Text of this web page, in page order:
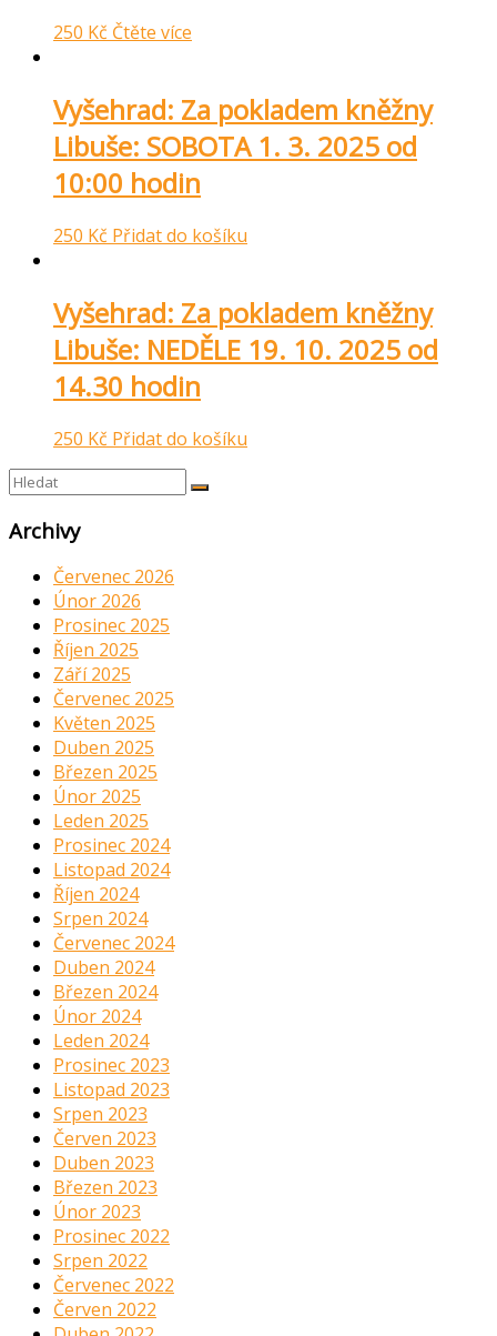
250 Kč Čtěte více
Vyšehrad: Za pokladem kněžny
Libuše: SOBOTA 1. 3. 2025 od
10:00 hodin
250 Kč Přidat do košíku
Vyšehrad: Za pokladem kněžny
Libuše: NEDĚLE 19. 10. 2025 od
14.30 hodin
250 Kč Přidat do košíku
Archivy
Červenec 2026
Únor 2026
Prosinec 2025
Říjen 2025
Září 2025
Červenec 2025
Květen 2025
Duben 2025
Březen 2025
Únor 2025
Leden 2025
Prosinec 2024
Listopad 2024
Říjen 2024
Srpen 2024
Červenec 2024
Duben 2024
Březen 2024
Únor 2024
Leden 2024
Prosinec 2023
Listopad 2023
Srpen 2023
Červen 2023
Duben 2023
Březen 2023
Únor 2023
Prosinec 2022
Srpen 2022
Červenec 2022
Červen 2022